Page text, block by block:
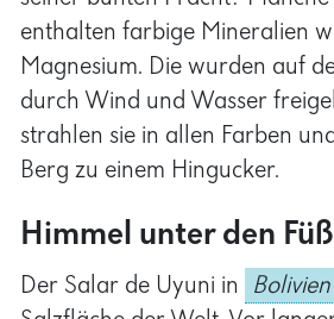
Magnesium. Die wurden auf
durch Wind und Wasser
strahlen sie in allen Farben
Berg zu einem Hingucker.
Himmel unter den
Der Salar de Uyuni in Bolivien
Salzfläche der Welt. Vor langer
See verdunstet. Der Boden in